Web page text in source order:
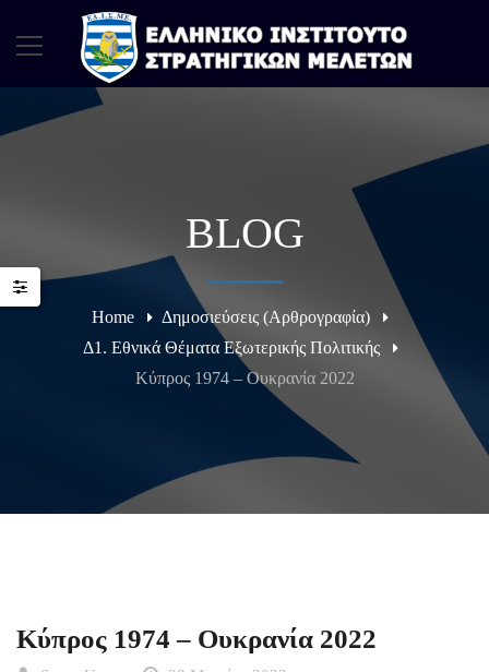
BLOG
Home
Δημοσιεύσεις (Αρθρογραφία)
Δ1. Εθνικά Θέματα Εξωτερικής Πολιτικής
Κύπρος 1974 – Ουκρανία 2022
Κύπρος 1974 – Ουκρανία 2022